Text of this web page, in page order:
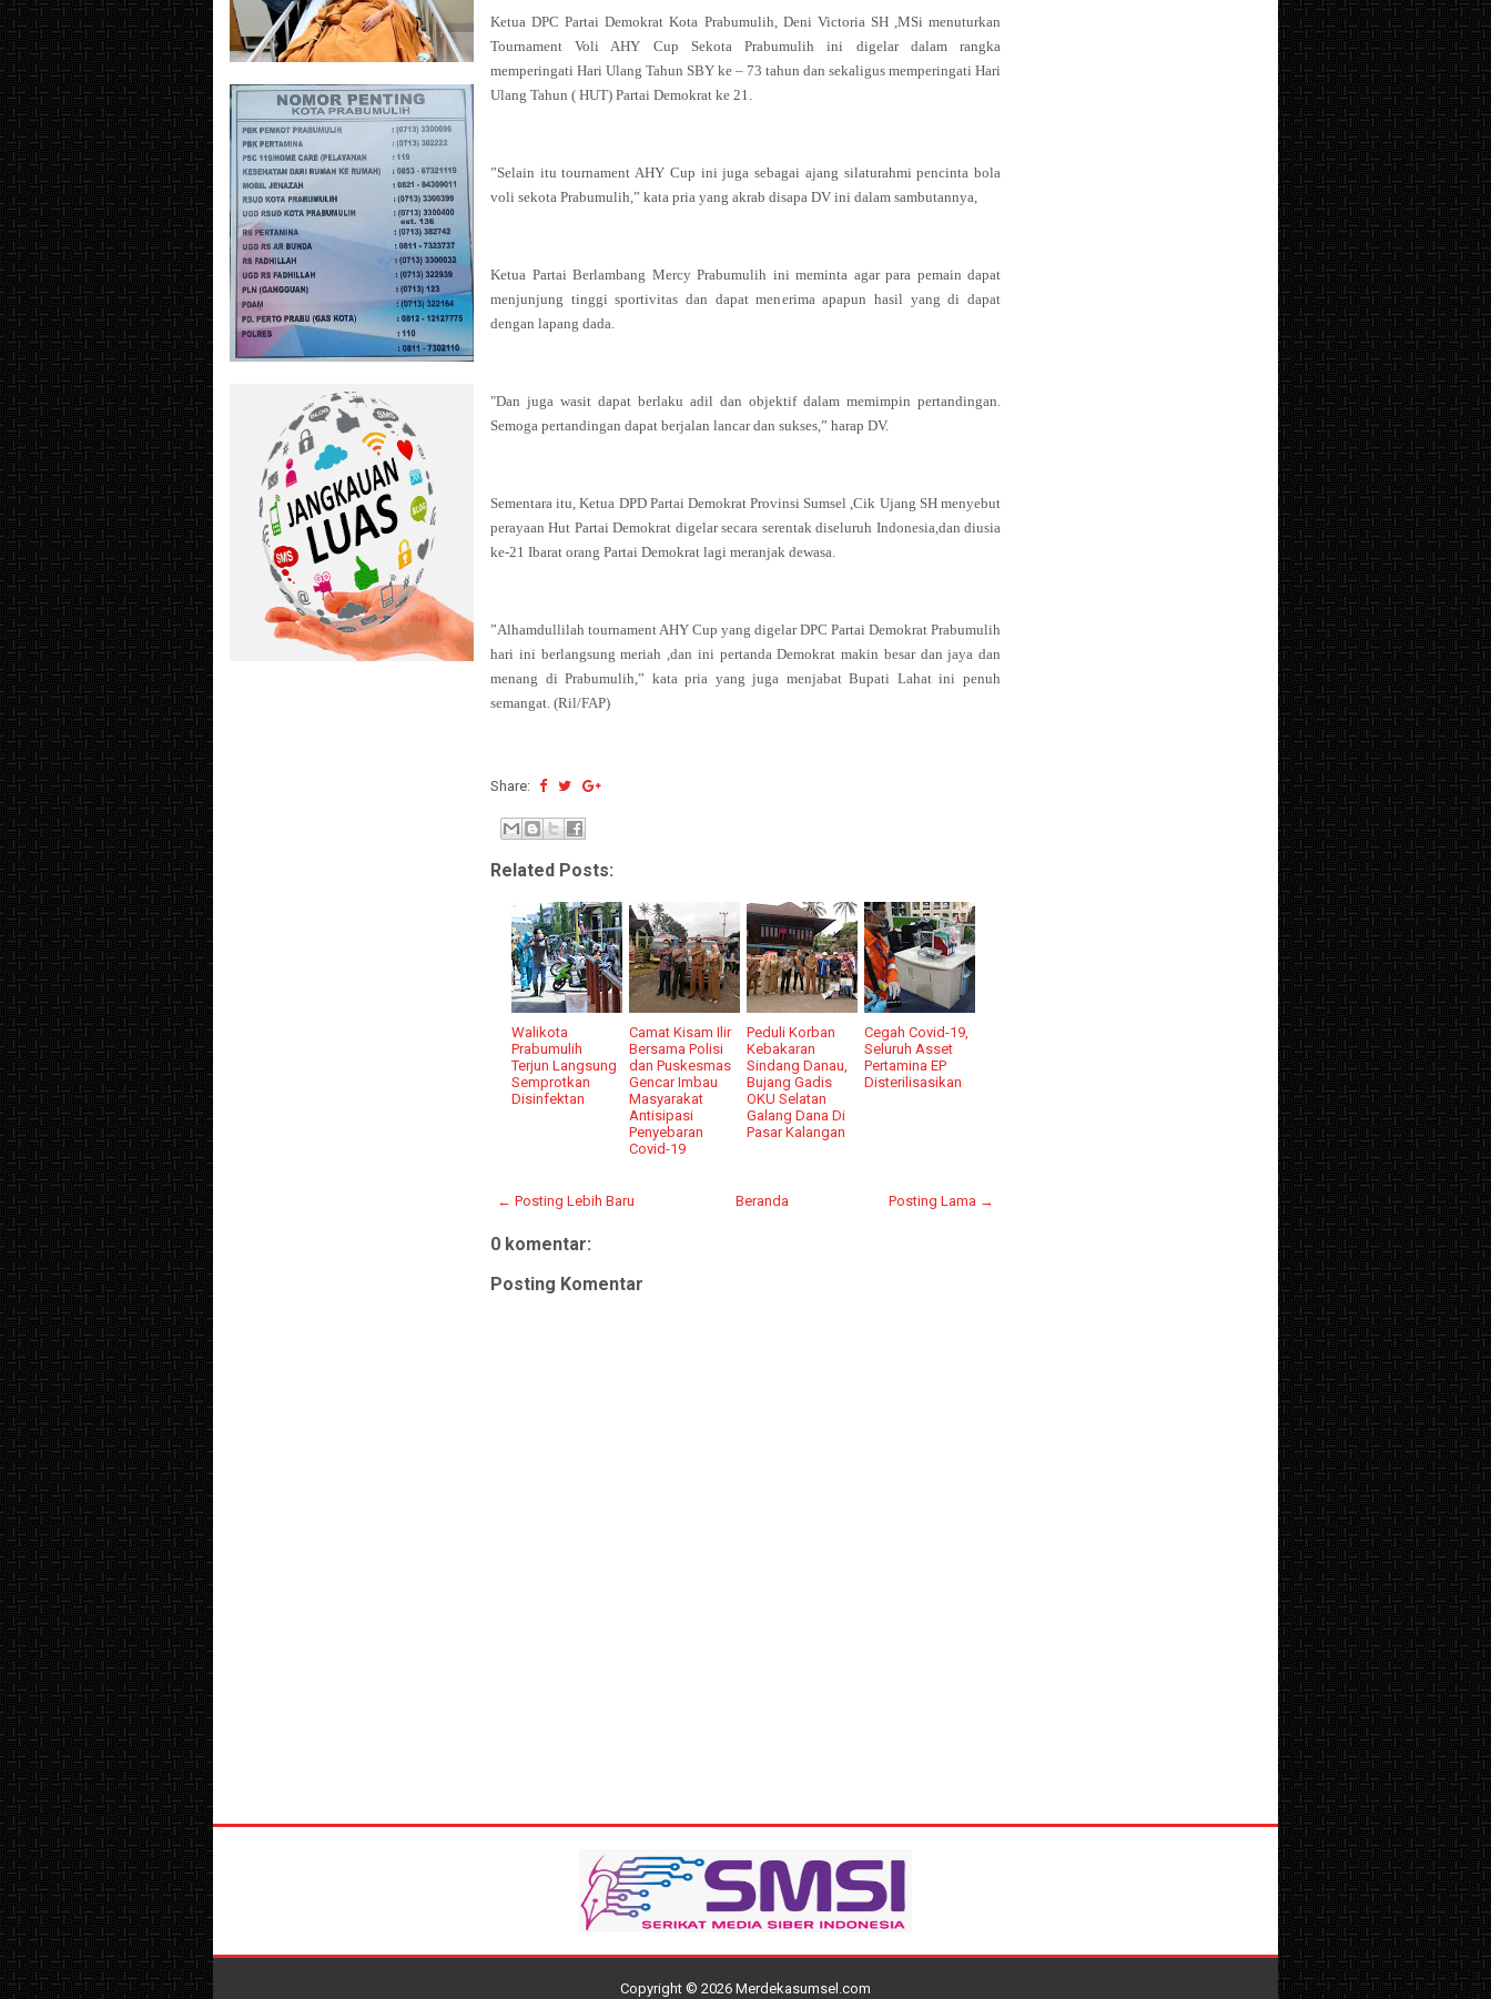
Ketua DPC Partai Demokrat Kota Prabumulih, Deni Victoria SH ,MSi menuturkan
Tournament Voli AHY Cup Sekota Prabumulih ini digelar dalam rangka
memperingati Hari Ulang Tahun SBY ke – 73 tahun dan sekaligus memperingati Hari
Ulang Tahun ( HUT) Partai Demokrat ke 21.
”Selain itu tournament AHY Cup ini juga sebagai ajang silaturahmi pencinta bola
voli sekota Prabumulih,” kata pria yang akrab disapa DV ini dalam sambutannya,
Ketua Partai Berlambang Mercy Prabumulih ini meminta agar para pemain dapat
menjunjung tinggi sportivitas dan dapat menerima apapun hasil yang di dapat
dengan lapang dada.
"Dan juga wasit dapat berlaku adil dan objektif dalam memimpin pertandingan.
Semoga pertandingan dapat berjalan lancar dan sukses,” harap DV.
Sementara itu, Ketua DPD Partai Demokrat Provinsi Sumsel ,Cik Ujang SH menyebut
perayaan Hut Partai Demokrat digelar secara serentak diseluruh Indonesia,dan diusia
ke-21 Ibarat orang Partai Demokrat lagi meranjak dewasa.
”Alhamdullilah tournament AHY Cup yang digelar DPC Partai Demokrat Prabumulih
hari ini berlangsung meriah ,dan ini pertanda Demokrat makin besar dan jaya dan
menang di Prabumulih,” kata pria yang juga menjabat Bupati Lahat ini penuh
semangat. (Ril/FAP)
Share:
Related Posts:
Walikota
Prabumulih
Terjun Langsung
Semprotkan
Disinfektan
Camat Kisam Ilir
Bersama Polisi
dan Puskesmas
Gencar Imbau
Masyarakat
Antisipasi
Penyebaran
Covid-19
Peduli Korban
Kebakaran
Sindang Danau,
Bujang Gadis
OKU Selatan
Galang Dana Di
Pasar Kalangan
Cegah Covid-19,
Seluruh Asset
Pertamina EP
Disterilisasikan
← Posting Lebih Baru Posting Lama →
Beranda
0 komentar:
Posting Komentar
Copyright © 2026 Merdekasumsel.com